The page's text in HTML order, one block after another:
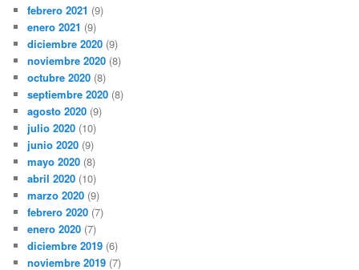
febrero 2021 (9)
enero 2021 (9)
diciembre 2020 (9)
noviembre 2020 (8)
octubre 2020 (8)
septiembre 2020 (8)
agosto 2020 (9)
julio 2020 (10)
junio 2020 (9)
mayo 2020 (8)
abril 2020 (10)
marzo 2020 (9)
febrero 2020 (7)
enero 2020 (7)
diciembre 2019 (6)
noviembre 2019 (7)